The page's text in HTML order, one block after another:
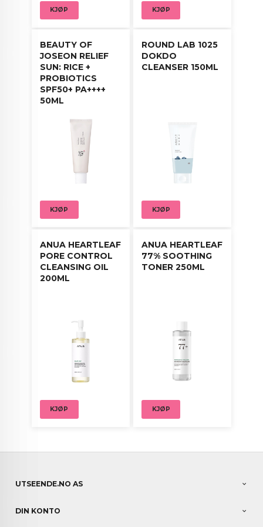
KJØP KJØP
BEAUTY OF
JOSEON RELIEF
SUN: RICE +
PROBIOTICS
SPF50+ PA++++
50ML
KJØP
ROUND LAB 1025
DOKDO
CLEANSER 150ML
KJØP
ANUA HEARTLEAF
PORE CONTROL
CLEANSING OIL
200ML
KJØP
ANUA HEARTLEAF
77% SOOTHING
TONER 250ML
KJØP
UTSEENDE.NO AS
DIN KONTO